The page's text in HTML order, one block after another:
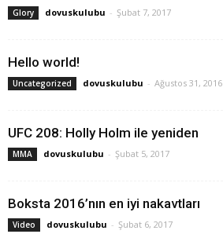
Glory dovuskulubu - Şubat 7, 2017
Hello world!
Uncategorized dovuskulubu - Ağustos 31, 2016
UFC 208: Holly Holm ile yeniden
MMA dovuskulubu - Şubat 5, 2017
Boksta 2016’nın en iyi nakavtları
Video dovuskulubu - Şubat 6, 2017